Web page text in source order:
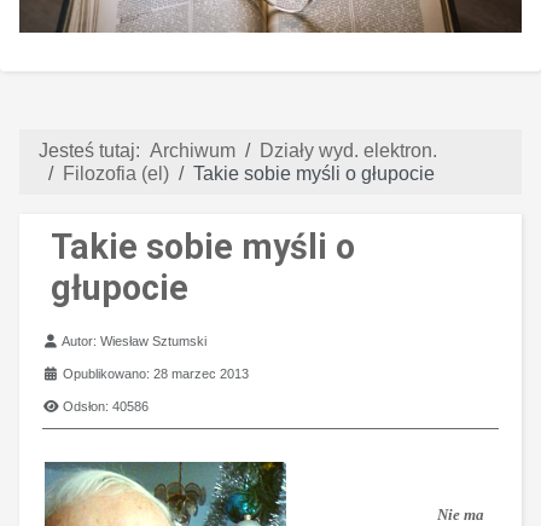
Jesteś tutaj: Archiwum
Działy wyd. elektron.
Filozofia (el)
Takie sobie myśli o głupocie
Takie sobie myśli o
głupocie
Szczegóły
Autor:Wiesław Sztumski
Opublikowano: 28 marzec 2013
Odsłon: 40586
Nie ma